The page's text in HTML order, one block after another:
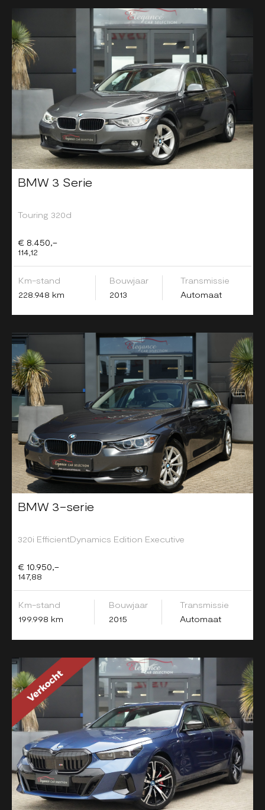
BMW 3 Serie
Touring 320d
€ 8.450,-
114,12
Km-stand
228.948 km
Bouwjaar
2013
Transmissie
Automaat
BMW 3-serie
320i EfficientDynamics Edition Executive
€ 10.950,-
147,88
Km-stand
199.998 km
Bouwjaar
2015
Transmissie
Automaat